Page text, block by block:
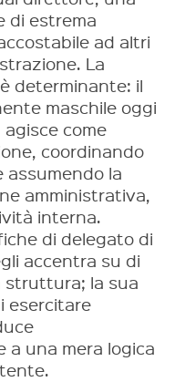
di estrema
ad altri
La
determinante: il
maschile oggi
come
coordinando
assumendo la
amministrativa,
interna.
di delegato di
accentra su di
struttura; la sua
esercitare
a una mera logica